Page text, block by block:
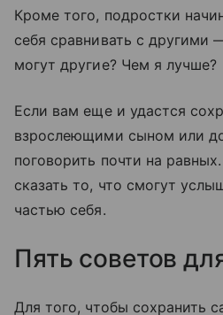
Кроме того, подростки
себя сравнивать с другими
могут другие? Чем я лучше?
Если вам еще и удастся
взрослеющими сыном или
поговорить почти на
сказать то, что смогут
частью себя.
Пять советов
Для того, чтобы сохранить